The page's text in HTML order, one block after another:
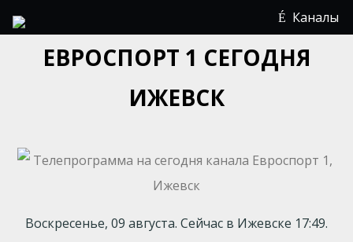
Каналы
ЕВРОСПОРТ 1 СЕГОДНЯ
ИЖЕВСК
Воскресенье, 09 августа. Сейчас в Ижевске 17:49.